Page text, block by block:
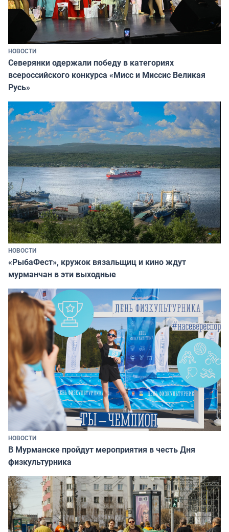
НОВОСТИ
Северянки одержали победу в категориях
всероссийского конкурса «Мисс и Миссис Великая
Русь»
НОВОСТИ
«РыбаФест», кружок вязальщиц и кино ждут
мурманчан в эти выходные
НОВОСТИ
В Мурманске пройдут мероприятия в честь Дня
физкультурника